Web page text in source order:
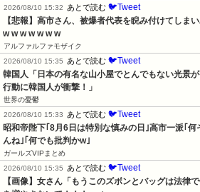
2026/08/10 15:32
あとで読む 🐦Tweet
【悲報】高市さん、被爆者代表を睨み付けてしま
w w w w w w w
アルファルファモザイク
2026/08/10 15:35
あとで読む 🐦Tweet
韓国人「日本の有名な山小屋でとんでもない光景
行動に韓国人が衝撃！」
世界の憂鬱
2026/08/10 15:33
あとで読む 🐦Tweet
昭和帝陛下｢8月6日は特別な慎みの日｣高市一派｢
んね｣｢何でも批判かw｣
ガールズVIPまとめ
2026/08/10 15:35
あとで読む 🐦Tweet
【画像】女さん「もうこのズボンとバッグは法律